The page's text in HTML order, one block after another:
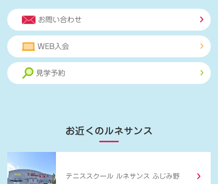
お問い合わせ
WEB入会
見学予約
お近くのルネサンス
テニススクール ルネサンス ふじみ野